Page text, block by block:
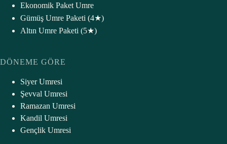
Ekonomik Paket Umre
Gümüş Umre Paketi (4★)
Altın Umre Paketi (5★)
DÖNEME GÖRE
Siyer Umresi
Şevval Umresi
Ramazan Umresi
Kandil Umresi
Gençlik Umresi